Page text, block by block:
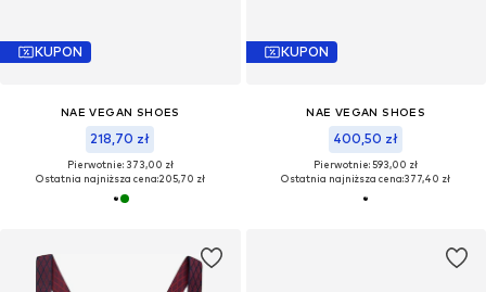
KUPON
NAE VEGAN SHOES
218,70 zł
Pierwotnie: 373,00 zł
Ostatnia najniższa cena:205,70 zł
KUPON
NAE VEGAN SHOES
400,50 zł
Pierwotnie: 593,00 zł
Ostatnia najniższa cena:377,40 zł